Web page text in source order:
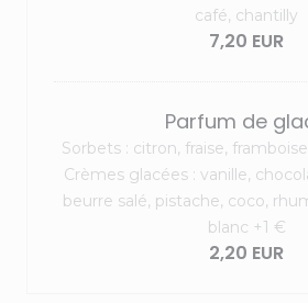
café, chantilly
7,20 EUR
Parfum de
Sorbets : citron, fraise,
Crèmes glacées : vanille,
beurre salé, pistache, coco,
blanc +1 €
2,20 EUR